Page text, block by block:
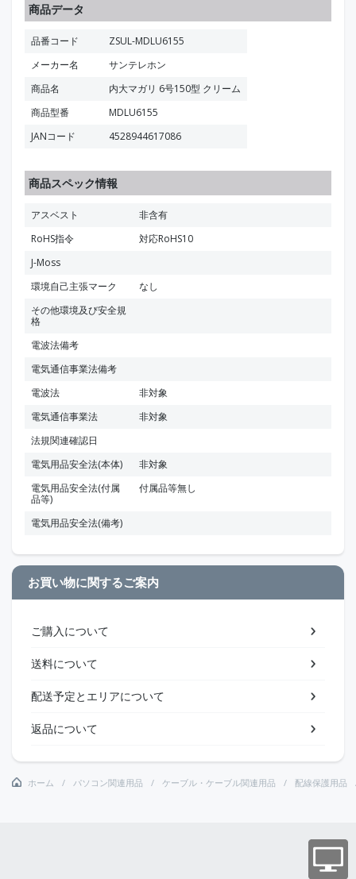
商品データ
品番コード
ZSUL-MDLU6155
メーカー名
サンテレホン
商品名
内大マガリ 6号150型 クリーム
商品型番
MDLU6155
JANコード
4528944617086
商品スペック情報
アスベスト
非含有
RoHS指令
対応RoHS10
J-Moss
環境自己主張マーク
なし
その他環境及び安全規
格
電波法備考
電気通信事業法備考
電波法
非対象
電気通信事業法
非対象
法規関連確認日
電気用品安全法(本体)
非対象
電気用品安全法(付属
品等)
付属品等無し
電気用品安全法(備考)
お買い物に関するご案内
ご購入について
送料について
配送予定とエリアについて
返品について
ホーム パソコン関連用品 ケーブル・ケーブル関連用品 配線保護用品